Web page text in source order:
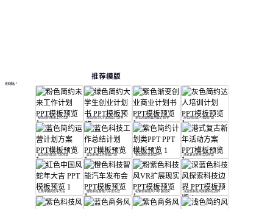
推荐模版
更多模板
粉色简约未来工作计划 绿色简约大学生创业计划书 紫色渐变创业商业计划书 灰色简约达人培训计划
蓝色简约运营计划方案 蓝色科技工作总结计划 紫色简约计划类PPT 港式复古新年活动方案
红色中国风蛇年大吉 橙色科技智能汽车发布会 粉紫色科技风VR扩展现实 深蓝色科技风探索科技边界